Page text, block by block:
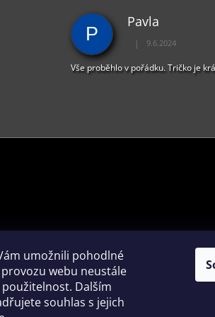
umožnili pohodlné
webu neustále
Dalším
souhlas s jejich
I
je 5 z 5 hvězdiček.
P
Pavla
Hodnocení obchodu
| 9.6.2024
Vše proběhlo v pořádku. Tričko je